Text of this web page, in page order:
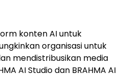
konten AI untuk
organisasi untuk
mendistribusikan media
AI Studio dan BRAHMA AI